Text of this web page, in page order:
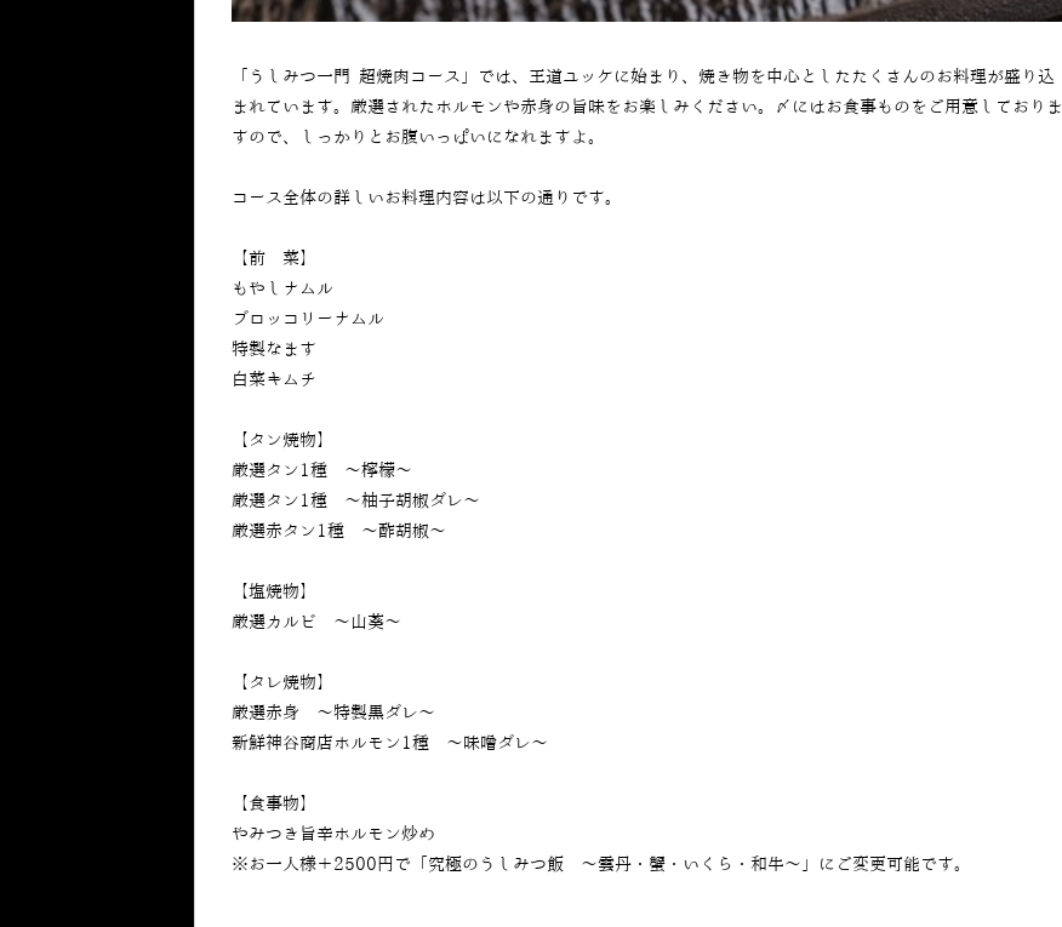
「うしみつ一門 超焼肉コース」では、王道ユッケに始まり、焼き物を中心としたたくさんのお料理が盛り込
まれています。厳選されたホルモンや赤身の旨味をお楽しみください。〆にはお食事ものをご用意しておりま
すので、しっかりとお腹いっぱいになれますよ。
コース全体の詳しいお料理内容は以下の通りです。
【前 菜】
もやしナムル
ブロッコリーナムル
特製なます
白菜キムチ
【タン焼物】
厳選タン1種 ～檸檬～
厳選タン1種 ～柚子胡椒ダレ～
厳選赤タン1種 ～酢胡椒～
【塩焼物】
厳選カルビ ～山葵～
【タレ焼物】
厳選赤身 ～特製黒ダレ～
新鮮神谷商店ホルモン1種 ～味噌ダレ～
【食事物】
やみつき旨辛ホルモン炒め
※お一人様＋2500円で「究極のうしみつ飯 ～雲丹・蟹・いくら・和牛～」にご変更可能です。